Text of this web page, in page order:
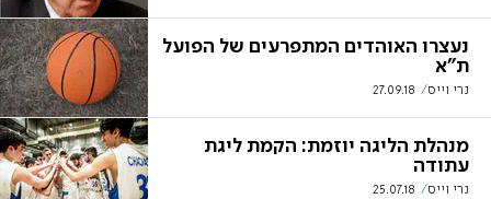
נעצרו האוהדים המתפרעים של הפועל
ת"א
נרי וייס 27.09.18
מנהלת הליגה יוזמת: הקמת ליגת
עתודה
נרי וייס 25.07.18